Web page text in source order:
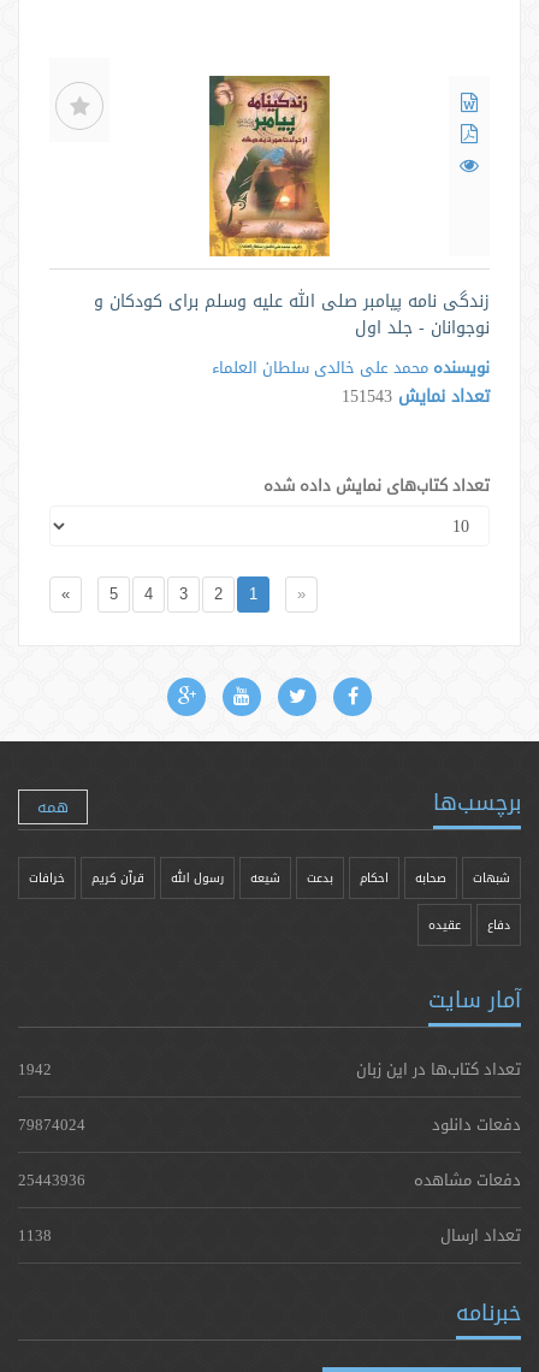
زندگی نامه پیامبر صلی الله علیه وسلم برای کودکان و
نوجوانان - جلد اول
نویسنده محمد علی خالدی سلطان العلماء
تعداد نمایش 151543
تعداد کتاب‌های نمایش داده شده
«
1
2
3
4
5
»
برچسب‌ها همه
شبهات صحابه احکام بدعت شیعه رسول الله قرآن کریم خرافات
دفاع عقیده
آمار سایت
تعداد کتاب‌ها در این زبان
1942
دفعات دانلود
79874024
دفعات مشاهده
25443936
تعداد ارسال
1138
خبرنامه